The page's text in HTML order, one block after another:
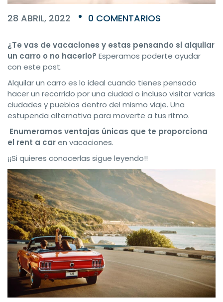
28 ABRIL, 2022 0 COMENTARIOS
¿Te vas de vacaciones y estas pensando si alquilar
un carro o no hacerlo? Esperamos poderte ayudar
con este post.
Alquilar un carro es lo ideal cuando tienes pensado
hacer un recorrido por una ciudad o incluso visitar varias
ciudades y pueblos dentro del mismo viaje. Una
estupenda alternativa para moverte a tus ritmo.
Enumeramos ventajas únicas que te proporciona
el rent a caren vacaciones.
¡¡Si quieres conocerlas sigue leyendo!!